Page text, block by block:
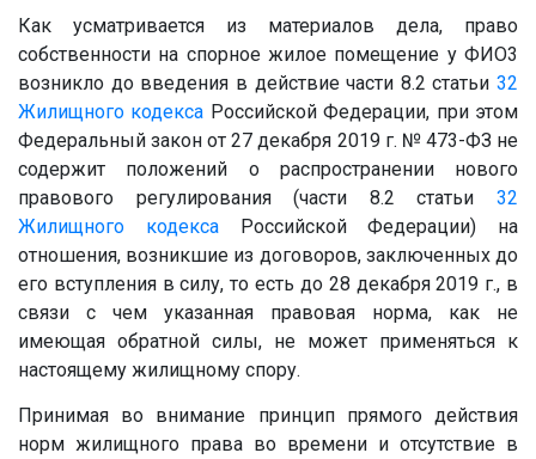
Как усматривается из материалов дела, право
собственности на спорное жилое помещение у ФИО3
возникло до введения в действие части 8.2 статьи 32
Жилищного кодекса Российской Федерации, при этом
Федеральный закон от 27 декабря 2019 г. № 473-ФЗ не
содержит положений о распространении нового
правового регулирования (части 8.2 статьи 32
Жилищного кодексаРоссийской Федерации) на
отношения, возникшие из договоров, заключенных до
его вступления в силу, то есть до 28 декабря 2019 г., в
связи с чем указанная правовая норма, как не
имеющая обратной силы, не может применяться к
настоящему жилищному спору.
Принимая во внимание принцип прямого действия
норм жилищного права во времени и отсутствие в